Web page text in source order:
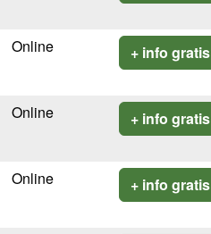
Online + info gratis
Online + info gratis
Online + info gratis